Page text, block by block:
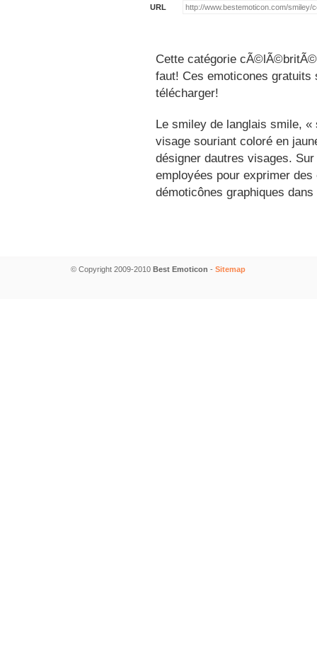
URL
Cette catégorie
faut! Ces emoticones
télécharger!
Le smiley de langlais smile,
visage souriant coloré en
désigner dautres visages.
employées pour exprimer
démoticônes graphiques
© Copyright 2009-2010 Best Emoticon - Sitemap